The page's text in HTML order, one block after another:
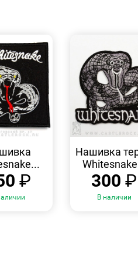
₽
Нашивка
300₽
В наличии